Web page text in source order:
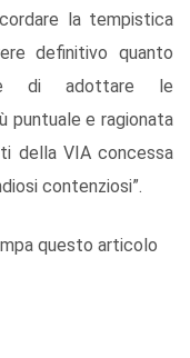
la tempistica
definitivo quanto
di adottare le
puntuale e ragionata
della VIA concessa
contenziosi”.
questo articolo